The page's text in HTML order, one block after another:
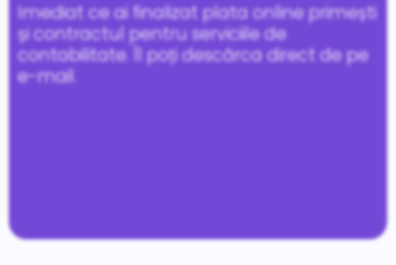
Imediat ce ai finalizat plata online primești
și contractul pentru serviciile de
contabilitate. Îl poți descărca direct de pe
e-mail.